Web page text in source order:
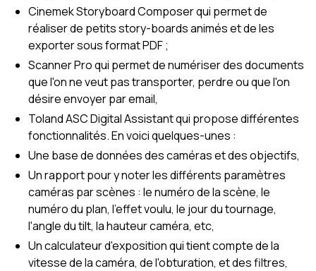
Cinemek Storyboard Composer qui permet de
réaliser de petits story-boards animés et de les
exporter sous format PDF ;
Scanner Pro qui permet de numériser des documents
que l'on ne veut pas transporter, perdre ou que l'on
désire envoyer par email,
Toland ASC Digital Assistant qui propose différentes
fonctionnalités. En voici quelques-unes :
Une base de données des caméras et des objectifs,
Un rapport pour y noter les différents paramètres
caméras par scènes : le numéro de la scène, le
numéro du plan, l'effet voulu, le jour du tournage,
l'angle du tilt, la hauteur caméra, etc,
Un calculateur d'exposition qui tient compte de la
vitesse de la caméra, de l'obturation, et des filtres,